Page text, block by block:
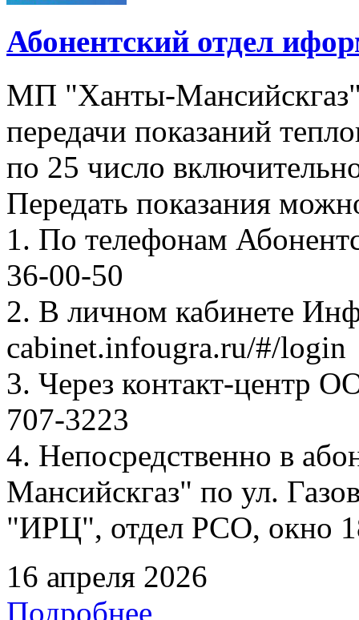
Абонентский отдел
МП "Ханты-Мансийскгаз"
передачи показаний
по 25 число
Передать показания
1. По телефонам
36-00-50
2. В личном кабинете
cabinet.infougra.ru/#/login
3. Через контакт-центр
707-3223
4. Непосредственно в
Мансийскгаз" по ул.
"ИРЦ", отдел РСО, окно
16 апреля 2026
Подробнее